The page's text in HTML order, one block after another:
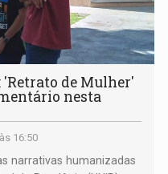
'Retrato de Mulher'
nesta
16:50
narrativas humanizadas